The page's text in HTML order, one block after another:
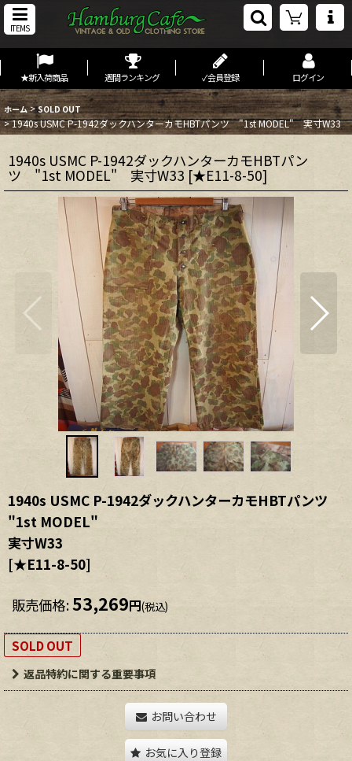
ITEMS
★新入荷商品 週間ランキング ✓会員登録 ログイン
ホーム > SOLD OUT
>1940s USMC P-1942ダックハンターカモHBTパンツ "1st MODEL" 実寸W33
1940s USMC P-1942ダックハンターカモHBTパン
ツ "1st MODEL" 実寸W33 [★E11-8-50]
1940s USMC P-1942ダックハンターカモHBTパンツ
"1st MODEL"
実寸W33
[★E11-8-50]
販売価格:53,269円(税込)
SOLD OUT
返品特約に関する重要事項
お問い合わせ
お気に入り登録